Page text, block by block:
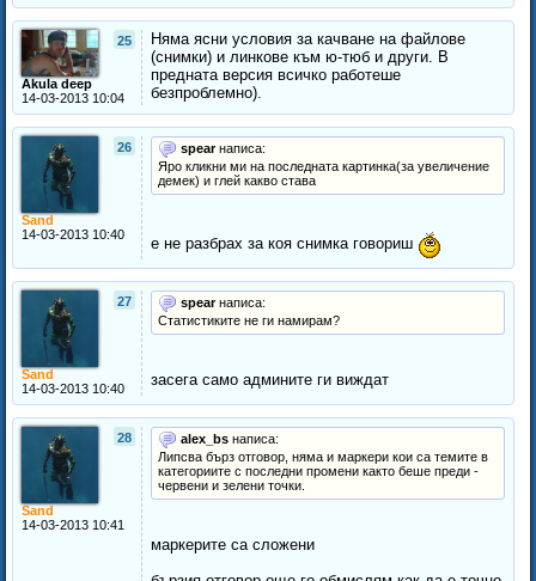
25
Akula deep
14-03-2013 10:04
Няма ясни условия за качване на файлове
(снимки) и линкове към ю-тюб и други. В
предната версия всичко работеше
безпроблемно).
26
Sand
14-03-2013 10:40
spearнаписа:
Яро кликни ми на последната картинка(за увеличение
демек) и глей какво става
е не разбрах за коя снимка говориш
27
Sand
14-03-2013 10:40
spearнаписа:
Статистиките не ги намирам?
засега само админите ги виждат
28
Sand
14-03-2013 10:41
alex_bs написа:
Липсва бърз отговор, няма и маркери кои са темите в
категориите с последни промени както беше преди -
червени и зелени точки.
маркерите са сложени